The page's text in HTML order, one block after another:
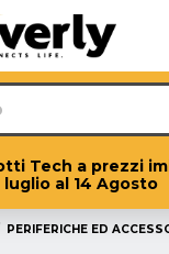
Tech a prezzi
luglio al 14 Agosto
PERIFERICHE ED